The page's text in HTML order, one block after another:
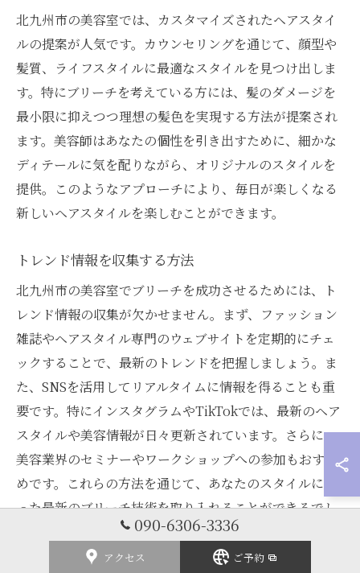
北九州市の美容室では、カスタマイズされたヘアスタイ
ルの提案が人気です。カウンセリングを通じて、顔型や
髪質、ライフスタイルに最適なスタイルを見つけ出しま
す。特にブリーチを考えている方には、髪のダメージを
最小限に抑えつつ理想の髪色を実現する方法が提案され
ます。美容師はあなたの個性を引き出すために、細かな
ディテールに気を配りながら、オリジナルのスタイルを
提供。このようなアプローチにより、毎日が楽しくなる
新しいヘアスタイルを楽しむことができます。
トレンド情報を収集する方法
北九州市の美容室でブリーチを成功させるためには、ト
レンド情報の収集が欠かせません。まず、ファッション
雑誌やヘアスタイル専門のウェブサイトを定期的にチェ
ックすることで、最新のトレンドを把握しましょう。ま
た、SNSを活用してリアルタイムに情報を得ることも重
要です。特にインスタグラムやTikTokでは、最新のヘア
スタイルや美容情報が日々更新されています。さらに、
美容業界のセミナーやワークショップへの参加もおすす
めです。これらの方法を通じて、あなたのスタイルに合
った最新のブリーチ技術を取り入れることができるでし
090-6306-3336
アクセス ご予約